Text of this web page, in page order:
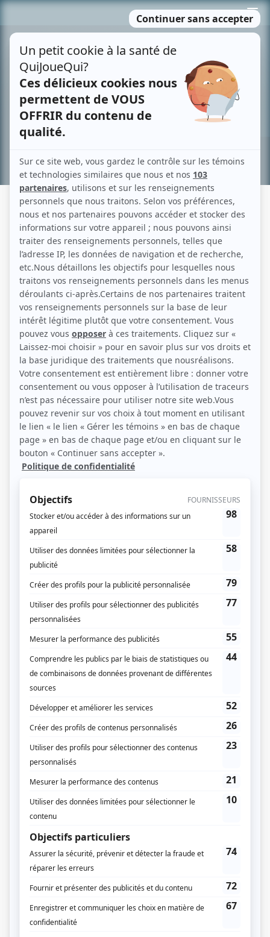
MENU
contenu
Recherche avancée »
DIFFUSEUR : TÉLÉ-QUÉBEC
Anciennement connu sous le nom : Radio-Québec (de 1968 à 1996)
« 1 2 3 4 5 6 7 8 9
10
16
17 »
Page 3 de 17, 252 résultat(s)
Les Hardings
Ils portent tous les trois le même nom: Thomas Harding. En apparence,
voilà tout ce qu’ont en commun un cheminot québécois, un chercheur
néo-zélandais et un assureur américain spécialisé dans les compagnies
pétrolières. Jusqu’au 6 juillet 2013. Cette nuit-là, un train chargé de 10
000 tonnes de p...
Consulter
Fin des années 50: Soviétiques et Américains sont lancés dans une
Philippe et André, deux frères à des années-lumière l’un de l’autre, sont
forcés de reprendre contact à la suite du décès de leur mère. Doctorant
Consulter
Les mutants
grandit entre Léo le citadin aux troubles anxieux, Zoé l'hyperactive qui a
un trouble de l'attention, et le jeune Marcus atteint du syndrome
Le 422
La légende veut que les propriétaires du 422, rue Sauvé soient partis à la
recherche de leur fille disparue sans jamais revenir. À la suite d’une
incursion dans cette maison abandonnée, cinq jeunes disparaissent
mystérieusement. Ayant trouvé un passage vers une autre dimension,
Consulter
Clovis
Clovis commence son secondaire 5 et se demande comment il fera